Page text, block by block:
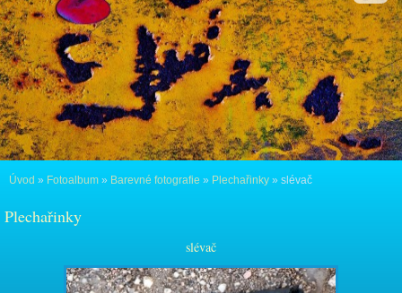
Úvod » Fotoalbum » Barevné fotografie » Plechařinky » slévač
Plechařinky
slévač